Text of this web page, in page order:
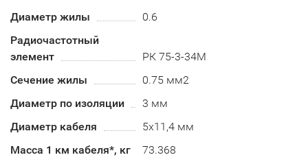
Диаметр жилы
0.6
Радиочастотный
элемент
РК 75-3-34М
Сечение жилы
0.75 мм2
Диаметр по изоляции
3 мм
Диаметр кабеля
5х11,4 мм
Масса 1 км кабеля*, кг
73.368